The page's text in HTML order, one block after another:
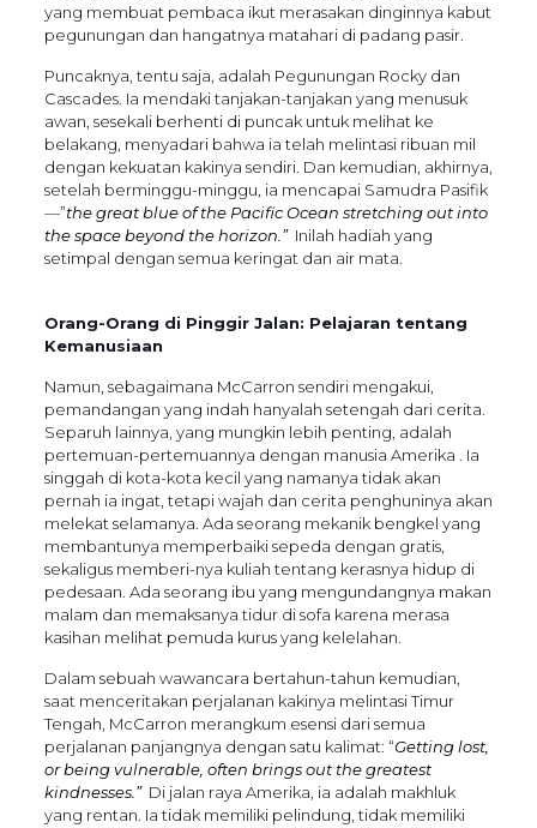
yang membuat pembaca ikut merasakan dinginnya kabut
pegunungan dan hangatnya matahari di padang pasir.
Puncaknya, tentu saja, adalah Pegunungan Rocky dan
Cascades. Ia mendaki tanjakan-tanjakan yang menusuk
awan, sesekali berhenti di puncak untuk melihat ke
belakang, menyadari bahwa ia telah melintasi ribuan mil
dengan kekuatan kakinya sendiri. Dan kemudian, akhirnya,
setelah berminggu-minggu, ia mencapai Samudra Pasifik
—”the great blue of the Pacific Ocean stretching out into
the space beyond the horizon.”Inilah hadiah yang
setimpal dengan semua keringat dan air mata.
Orang-Orang di Pinggir Jalan: Pelajaran tentang
Kemanusiaan
Namun, sebagaimana McCarron sendiri mengakui,
pemandangan yang indah hanyalah setengah dari cerita.
Separuh lainnya, yang mungkin lebih penting, adalah
pertemuan-pertemuannya dengan manusia Amerika . Ia
singgah di kota-kota kecil yang namanya tidak akan
pernah ia ingat, tetapi wajah dan cerita penghuninya akan
melekat selamanya. Ada seorang mekanik bengkel yang
membantunya memperbaiki sepeda dengan gratis,
sekaligus memberi-nya kuliah tentang kerasnya hidup di
pedesaan. Ada seorang ibu yang mengundangnya makan
malam dan memaksanya tidur di sofa karena merasa
kasihan melihat pemuda kurus yang kelelahan.
Dalam sebuah wawancara bertahun-tahun kemudian,
saat menceritakan perjalanan kakinya melintasi Timur
Tengah, McCarron merangkum esensi dari semua
perjalanan panjangnya dengan satu kalimat: “Getting lost,
or being vulnerable, often brings out the greatest
kindnesses.”Di jalan raya Amerika, ia adalah makhluk
yang rentan. Ia tidak memiliki pelindung, tidak memiliki